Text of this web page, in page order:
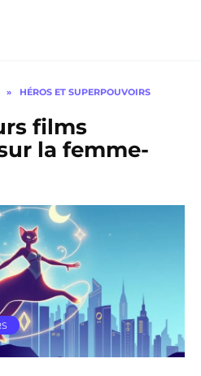
» HÉROS ET SUPERPOUVOIRS
films
la femme-